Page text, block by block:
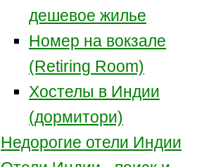
дешевое жилье
Номер на вокзале
(Retiring Room)
Хостелы в Индии
(дормитори)
Недорогие отели Индии